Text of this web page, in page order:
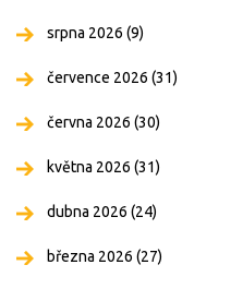
srpna 2026 (9)
července 2026 (31)
června 2026 (30)
května 2026 (31)
dubna 2026 (24)
března 2026 (27)